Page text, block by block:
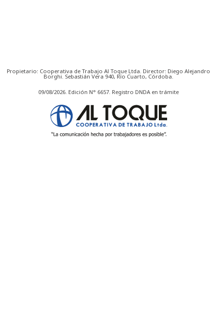
Propietario: Cooperativa de Trabajo Al Toque Ltda. Director: Diego Alejandro
Borghi. Sebastián Vera 940, Río Cuarto, Córdoba.
09/08/2026. Edición N° 6657. Registro DNDA en trámite